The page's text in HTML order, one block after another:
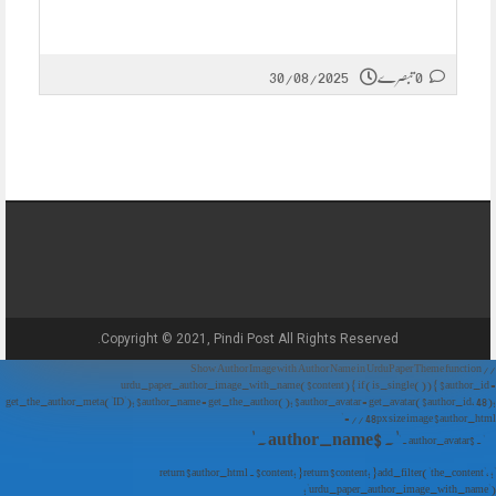
30/08/2025
Copyright © 2021, Pindi Post All Rights Reserved.
// Show Author Image with Author Name in UrduPaper Theme function
urdu_paper_author_image_with_name($content) { if (is_single()) { $author_id =
get_the_author_meta('ID'); $author_name = get_the_author(); $author_avatar = get_avatar($author_id, 48);
// 48px size image $author_html = '
' . $author_avatar . '
' . $author_name . '
'; return $author_html . $content; } return $content; } add_filter('the_content',
'urdu_paper_author_image_with_name');